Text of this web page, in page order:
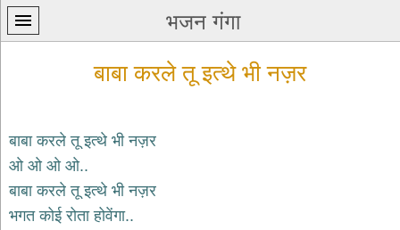
भजन गंगा
प्रथम
पन्ना
बाबा करले तू इत्थे भी नज़र
बाबा करले तू इत्थे भी नज़र
ओ ओ ओ ओ..
बाबा करले तू इत्थे भी नज़र
भगत कोई रोता होवेंगा..